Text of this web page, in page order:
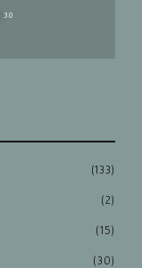
30
(133)
(2)
(15)
(30)